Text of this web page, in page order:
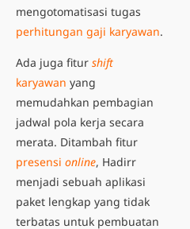
mengotomatisasi tugas
perhitungan gaji karyawan.
Ada juga fitur shift
karyawan yang
memudahkan pembagian
jadwal pola kerja secara
merata. Ditambah fitur
presensi online, Hadirr
menjadi sebuah aplikasi
paket lengkap yang tidak
terbatas untuk pembuatan